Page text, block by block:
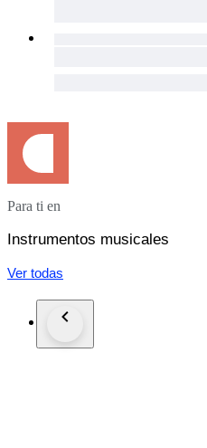
Para ti en
Instrumentos musicales
Ver todas